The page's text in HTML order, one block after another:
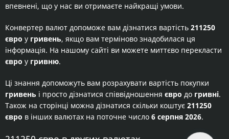
впевнені, що у нас ви отримаєте найкращі умови.
Конвертер валют допоможе вам дізнатися вартість 211250
євро у гривень, якщо вам терміново знадобилася ця
інформація. На нашому сайті ви можете миттєво перекласти
євро у гривню.
Ці знання допоможуть вам розрахувати вартість покупки
гривень і просто дізнатися співвідношення євро до гривні.
Також на сторінці можна дізнатися скільки коштує 211250
євро в інших валютах на поточне число 6 серпня 2026.